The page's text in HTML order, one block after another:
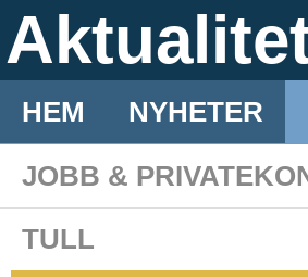
HEM NYHETER
JOBB &
TULL